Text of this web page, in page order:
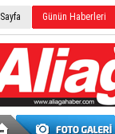
Günün Haberleri